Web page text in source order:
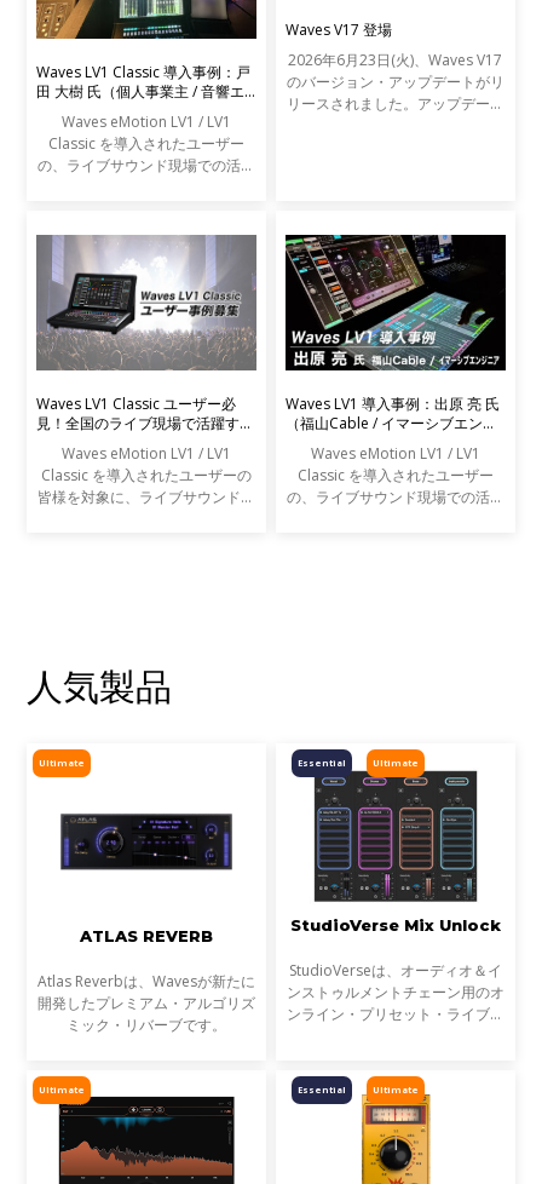
Waves LV1 Classic 導入事例：戸
田 大樹 氏（個人事業主 / 音響エ
Waves eMotion LV1 / LV1
Classic を導入されたユーザー
の、ライブサウンド現場での活用
Waves V17 登場
2026年6月23日(火)、Waves V17
のバージョン・アップデートがリ
リースされました。アップデート
Waves LV1 Classic ユーザー必
見！全国のライブ現場で活躍する
Waves eMotion LV1 / LV1
Classic を導入されたユーザーの
皆様を対象に、ライブサウンドの
Waves LV1 導入事例：出原 亮 氏
（福山Cable / イマーシブエンジ
ニア）
Waves eMotion LV1 / LV1
Classic を導入されたユーザー
の、ライブサウンド現場での活用
人気製品
Ultimate
ATLAS REVERB
Atlas Reverbは、Wavesが新たに
開発したプレミアム・アルゴリズ
ミック・リバーブです。
Ultimate
Essential
StudioVerse Mix Unlock
StudioVerseは、オーディオ＆イ
ンストゥルメントチェーン用のオ
ンライン・プリセット・ライブラ
し、完成済みのミックス、サンプ
ル、ループ素材を瞬時に解
Ultimate Ultimate
Essential